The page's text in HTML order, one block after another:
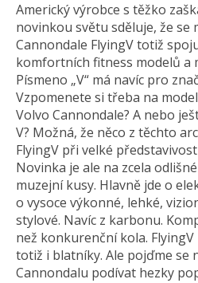
Americký výrobce s těžko
novinkou světu sděluje, že se
Cannondale FlyingV totiž
komfortních fitness modelů a
Písmeno „V“ má navíc pro
Vzpomenete si třeba na
Volvo Cannondale? A nebo
V? Možná, že něco z těchto
FlyingV při velké
Novinka je ale na zcela
muzejní kusy. Hlavně jde o
o vysoce výkonné, lehké,
stylové. Navíc z karbonu.
než konkurenční kola.
totiž i blatníky. Ale pojďme se
Cannondalu podívat hezky